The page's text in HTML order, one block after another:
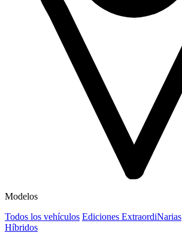
Modelos
Todos los vehículos Ediciones ExtraordiNarias
Híbridos